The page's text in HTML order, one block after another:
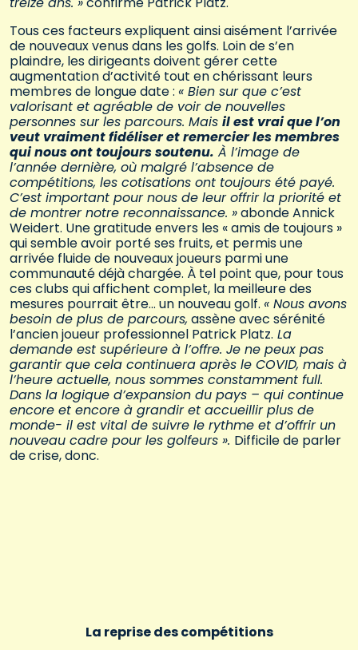
Tous ces facteurs expliquent ainsi aisément l’arrivée
de nouveaux venus dans les golfs. Loin de s’en
plaindre, les dirigeants doivent gérer cette
augmentation d’activité tout en chérissant leurs
membres de longue date : « Bien sur que c’est
valorisant et agréable de voir de nouvelles
personnes sur les parcours. Mais il est vrai que l’on
veut vraiment fidéliser et remercier les membres
qui nous ont toujours soutenu. À l’image de
l’année dernière, où malgré l’absence de
compétitions, les cotisations ont toujours été payé.
C’est important pour nous de leur offrir la priorité et
de montrer notre reconnaissance. »abonde Annick
Weidert. Une gratitude envers les « amis de toujours »
qui semble avoir porté ses fruits, et permis une
arrivée fluide de nouveaux joueurs parmi une
communauté déjà chargée. À tel point que, pour tous
ces clubs qui affichent complet, la meilleure des
mesures pourrait être… un nouveau golf. « Nous avons
besoin de plus de parcours, assène avec sérénité
l’ancien joueur professionnel Patrick Platz. La
demande est supérieure à l’offre. Je ne peux pas
garantir que cela continuera après le COVID, mais à
l’heure actuelle, nous sommes constamment full.
Dans la logique d’expansion du pays – qui continue
encore et encore à grandir et accueillir plus de
monde- il est vital de suivre le rythme et d’offrir un
nouveau cadre pour les golfeurs ». Difficile de parler
de crise, donc.
La reprise des compétitions